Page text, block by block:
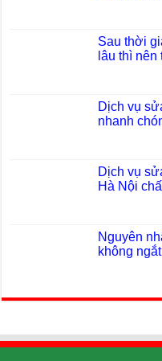
Sau thời
lâu thì nên
Dịch vụ
nhanh
Dịch vụ
Hà Nội
Nguyên
không ngắt